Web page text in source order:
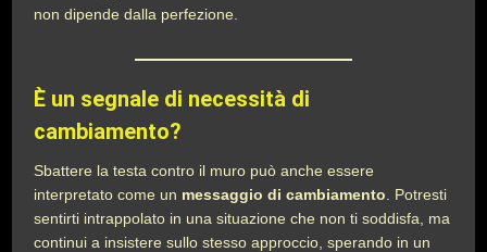
non dipende dalla perfezione.
È un segnale di necessità di
cambiamento?
Sbattere la testa contro il muro può anche essere
interpretato come un messaggio di cambiamento . Potresti
sentirti intrappolato in una situazione che non ti soddisfa, ma
continui a insistere sullo stesso approccio, sperando in un